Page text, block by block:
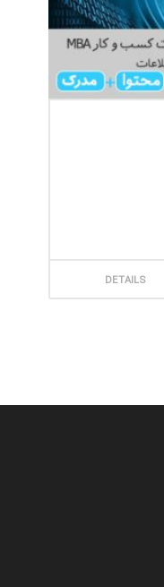
DETAILS